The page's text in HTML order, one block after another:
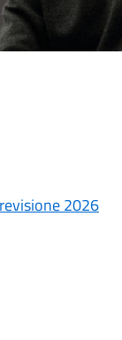
2026